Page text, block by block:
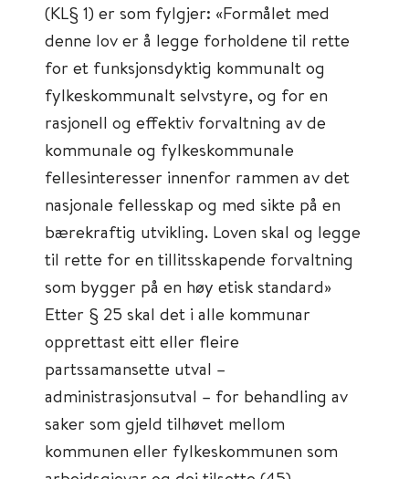
(KL§ 1) er som fylgjer: «Formålet med
denne lov er å legge forholdene til rette
for et funksjonsdyktig kommunalt og
fylkeskommunalt selvstyre, og for en
rasjonell og effektiv forvaltning av de
kommunale og fylkeskommunale
fellesinteresser innenfor rammen av det
nasjonale fellesskap og med sikte på en
bærekraftig utvikling. Loven skal og legge
til rette for en tillitsskapende forvaltning
som bygger på en høy etisk standard»
Etter § 25 skal det i alle kommunar
opprettast eitt eller fleire
partssamansette utval –
administrasjonsutval – for behandling av
saker som gjeld tilhøvet mellom
kommunen eller fylkeskommunen som